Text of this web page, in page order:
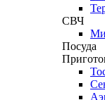
СВЧ
Посуда